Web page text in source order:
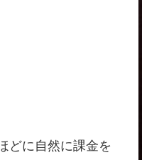
どに自然に課金を